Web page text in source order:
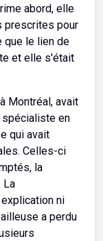
abord, elle
prescrites pour
que le lien de
et elle s'était
Montréal, avait
spécialiste en
qui avait
Celles-ci
la
La
ni
a perdu